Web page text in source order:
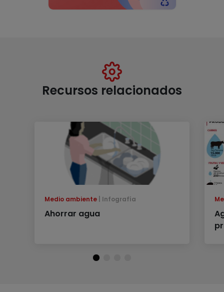
Recursos relacionados
Medio ambiente Infografía
Ahorrar agua